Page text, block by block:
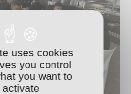
uses cookies
you control
you want to
activate